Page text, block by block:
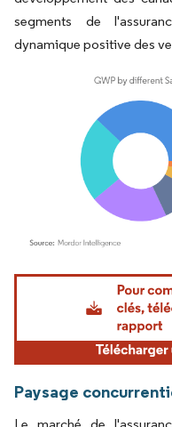
segments de
dynamique positive des
Image © Mordor Intelligence. La
Paysage